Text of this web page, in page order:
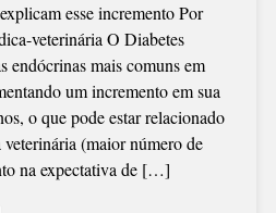
CRISTOFOLINI
DIABETES
EM
CÃES
E
esse incremento Por
veterinária O Diabetes
endócrinas mais comuns em
um incremento em sua
o que pode estar relacionado
(maior número de
na expectativa de […]